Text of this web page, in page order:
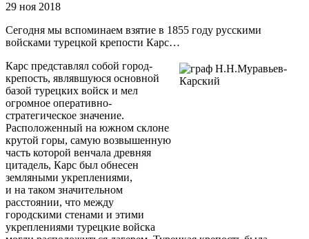
29 ноя 2018
Сегодня мы вспоминаем взятие в 1855 году русскими
войсками турецкой крепости Карс…
Карс представлял собой город-
крепость, являвшуюся основной
базой турецких войск и мел
огромное оперативно-
стратегическое значение.
Расположенный на южном склоне
крутой горы, самую возвышенную
часть которой венчала древняя
цитадель, Карс был обнесен
земляными укреплениями,
и на таком значительном
расстоянии, что между
городскими стенами и этими
укреплениями турецкие войска